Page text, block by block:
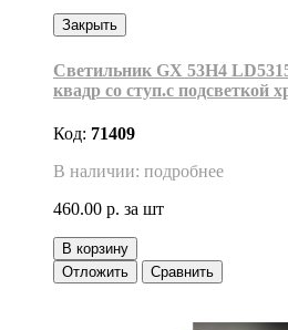
Закрыть
Светильник GX 53H4
квадр со ступ.с подсветкой
Код: 71409
В наличии: подробнее
460.00 р. за шт
В корзину
Отложить
Сравнить